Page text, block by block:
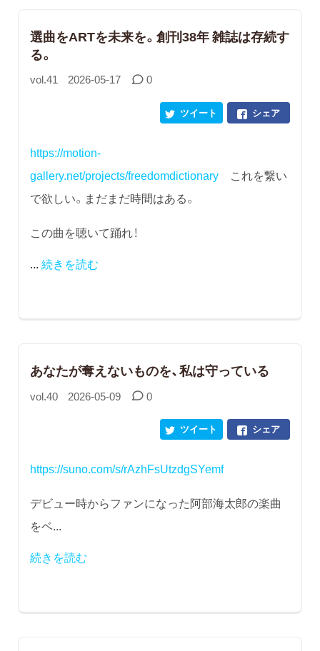
選曲をARTを未来を。創刊38年 雑誌は存続す
る。
vol.41 2026-05-17 0
シェア
ツイート
https://motion-
gallery.net/projects/freedomdictionary これを繋い
で欲しい。まだまだ時間はある。
この曲を聴いて踊れ！
... 続きを読む
あなたが奪えないものを、私は守っている
vol.40 2026-05-09 0
シェア
ツイート
https://suno.com/s/rAzhFsUtzdgSYemf
デビュー時からファンになった阿部海太郎の楽曲
をベ...
続きを読む